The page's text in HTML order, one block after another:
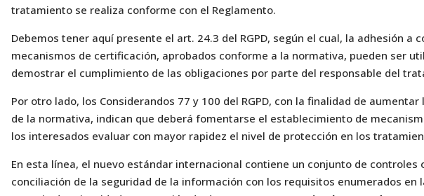
tratamiento se realiza conforme con el Reglamento.
Debemos tener aquí presente el art. 24.3 del RGPD, según el cual, la adhesión a
mecanismos de certificación, aprobados conforme a la normativa, pueden ser
demostrar el cumplimiento de las obligaciones por parte del responsable del
Por otro lado, los Considerandos 77 y 100 del RGPD, con la finalidad de
de la normativa, indican que deberá fomentarse el establecimiento de
los interesados evaluar con mayor rapidez el nivel de protección en los
En esta línea, el nuevo estándar internacional contiene un conjunto de controles
conciliación de la seguridad de la información con los requisitos enumerados en